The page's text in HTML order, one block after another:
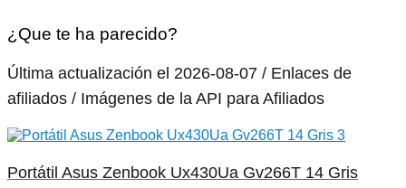
¿Que te ha parecido?
Última actualización el 2026-08-07 / Enlaces de
afiliados / Imágenes de la API para Afiliados
Portátil Asus Zenbook Ux430Ua Gv266T 14 Gris